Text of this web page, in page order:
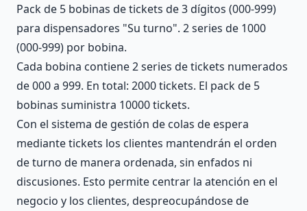
Pack de 5 bobinas de tickets de 3 dígitos (000-999)
para dispensadores "Su turno". 2 series de 1000
(000-999) por bobina.
Cada bobina contiene 2 series de tickets numerados
de 000 a 999. En total: 2000 tickets. El pack de 5
bobinas suministra 10000 tickets.
Con el sistema de gestión de colas de espera
mediante tickets los clientes mantendrán el orden
de turno de manera ordenada, sin enfados ni
discusiones. Esto permite centrar la atención en el
negocio y los clientes, despreocupándose de